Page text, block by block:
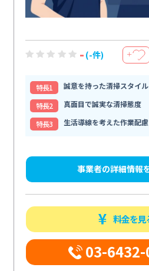
- (-件) ＋
特⻑1
誠意を持った清掃スタイル
特⻑2
真面目で誠実な清掃態度
特⻑3
生活導線を考えた作業配慮
事業者の詳細情報
料金を見
03-